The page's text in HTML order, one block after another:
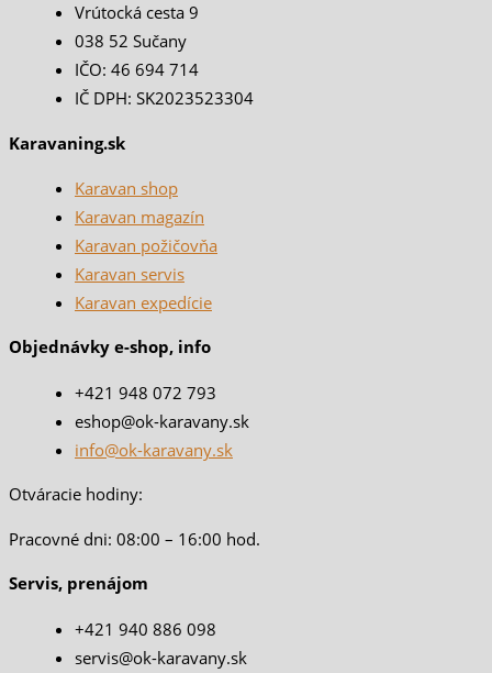
Vrútocká cesta 9
038 52 Sučany
IČO: 46 694 714
IČ DPH: SK2023523304
Karavaning.sk
Karavan shop
Karavan magazín
Karavan požičovňa
Karavan servis
Karavan expedície
Objednávky e-shop, info
+421 948 072 793
eshop@ok-karavany.sk
info@ok-karavany.sk
Otváracie hodiny:
Pracovné dni: 08:00 – 16:00 hod.
Servis, prenájom
+421 940 886 098
servis@ok-karavany.sk